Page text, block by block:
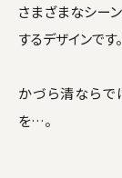
さまざまなシー
するデザインです。
かづら清ならで
を…。